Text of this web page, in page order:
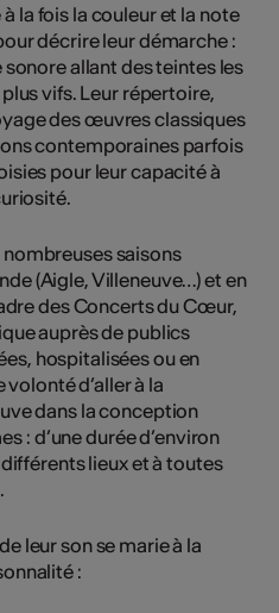
la fois la couleur et la note
décrire leur démarche :
allant des teintes les
vifs. Leur répertoire,
des œuvres classiques
contemporaines parfois
pour leur capacité à
nombreuses saisons
(Aigle, Villeneuve…) et en
des Concerts du Cœur,
auprès de publics
hospitalisées ou en
d’aller à la
dans la conception
: d’une durée d’environ
différents lieux et à toutes
leur son se marie à la
: